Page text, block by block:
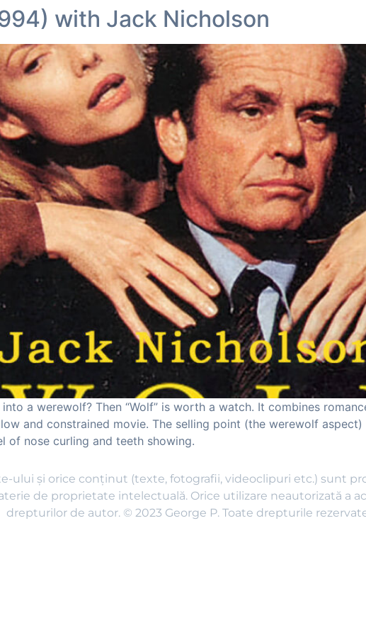
with Jack Nicholson
a werewolf? Then “Wolf” is worth a watch. It combines
and constrained movie. The selling point (the werewolf
of nose curling and teeth showing.
ului și orice conținut (texte, fotografii, videoclipuri etc.) sunt
de proprietate intelectuală. Orice utilizare neautorizată a
drepturilor de autor. © 2023 George P. Toate drepturile